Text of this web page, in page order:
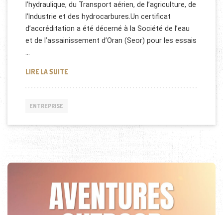
l’hydraulique, du Transport aérien, de l’agriculture, de
l’Industrie et des hydrocarbures.Un certificat
d’accréditation a été décerné à la Société de l’eau
et de l’assainissement d’Oran (Seor) pour les essais
LIRE LA SUITEALGERAC: ORGANISME ALGÉRIEN D’ACCRÉDITATION
ENTREPRISE